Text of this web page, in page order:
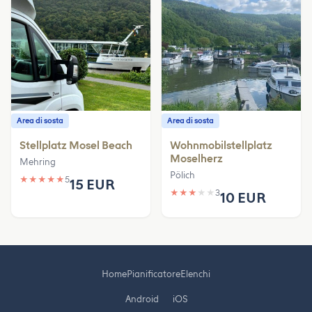
Area di sosta
Stellplatz Mosel Beach
Mehring
★ ★ ★ ★ ★515 EUR
Area di sosta
Wohnmobilstellplatz
Moselherz
Pölich
★ ★ ★ ★ ★ 310 EUR
HomePianificatoreElenchi
Android iOS